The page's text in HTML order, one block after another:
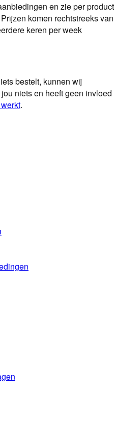
en zie per product
komen rechtstreeks van
keren per week
bestelt, kunnen wij
niets en heeft geen invloed
.